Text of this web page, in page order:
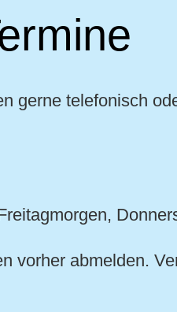
gerne telefonisch
vorher abmelden.